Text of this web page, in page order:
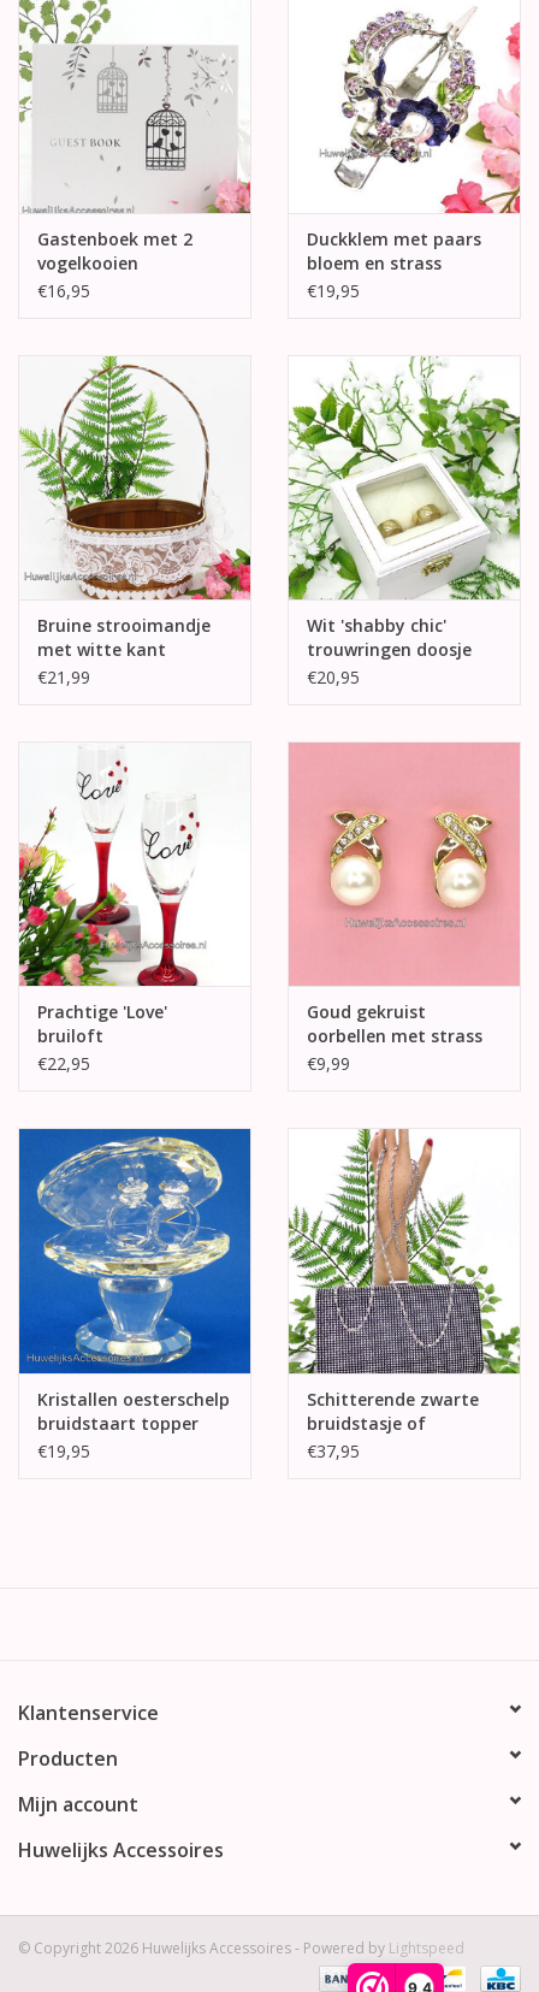
9,4
Gastenboek met 2
vogelkooien
€16,95
Duckklem met paars
bloem en strass
stenen
€19,95
Bruine strooimandje
met witte kant
€21,99
Wit 'shabby chic'
trouwringen doosje
€20,95
Prachtige 'Love'
bruiloft
champagneglazen
€22,95
Goud gekruist
oorbellen met strass
en parel
€9,99
Kristallen oesterschelp
bruidstaart topper
€19,95
Schitterende zwarte
bruidstasje of
avondtasje
€37,95
Klantenservice
Producten
Mijn account
Huwelijks Accessoires
© Copyright 2026 Huwelijks Accessoires - Powered by Lightspeed